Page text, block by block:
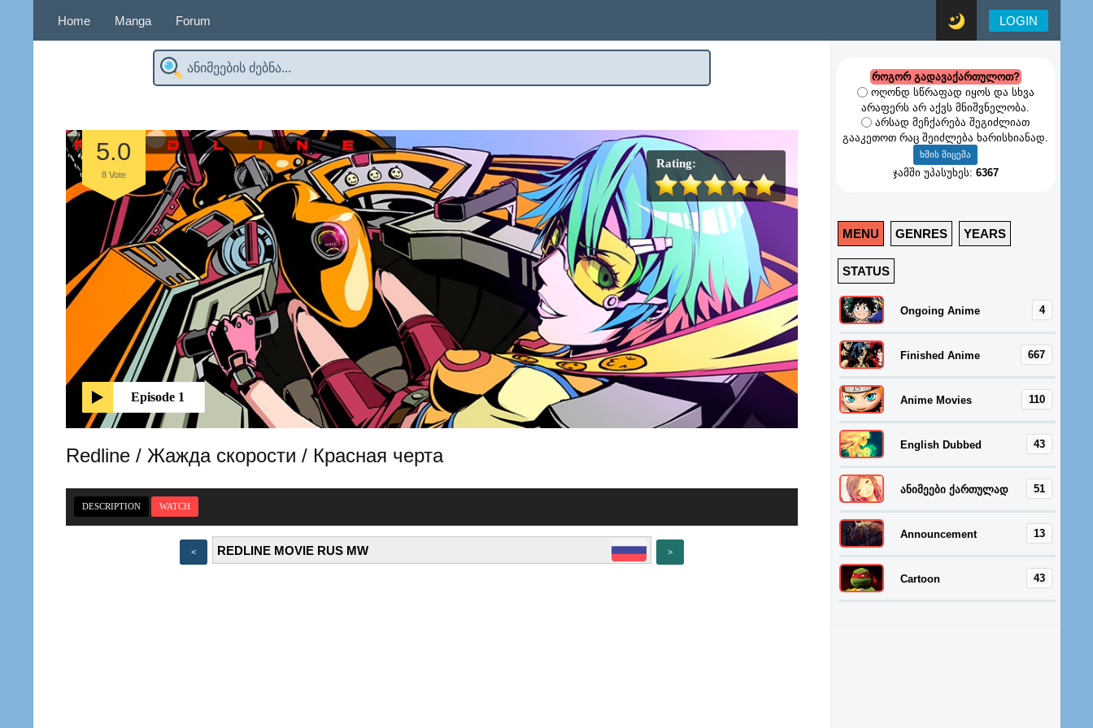
Home Manga Forum LOGIN
Episode 1
5.0
8Vote
Rating:
Redline / Жажда скорости / Красная черта
DESCRIPTION WATCH
< >
როგორ გადავაქართულოთ?
ოღონდ სწრაფად იყოს და სხვა
არაფერს არ აქვს მნიშვნელობა.
არსად მეჩქარება შეგიძლიათ
გააკეთოთ რაც შეიძლება ხარისხიანად.
ჯამში უპასუხეს: 6367
MENU GENRES YEARS
STATUS
4
Ongoing Anime
667
Finished Anime
110
Anime Movies
43
English Dubbed
51
ანიმეები ქართულად
13
Announcement
43
Cartoon